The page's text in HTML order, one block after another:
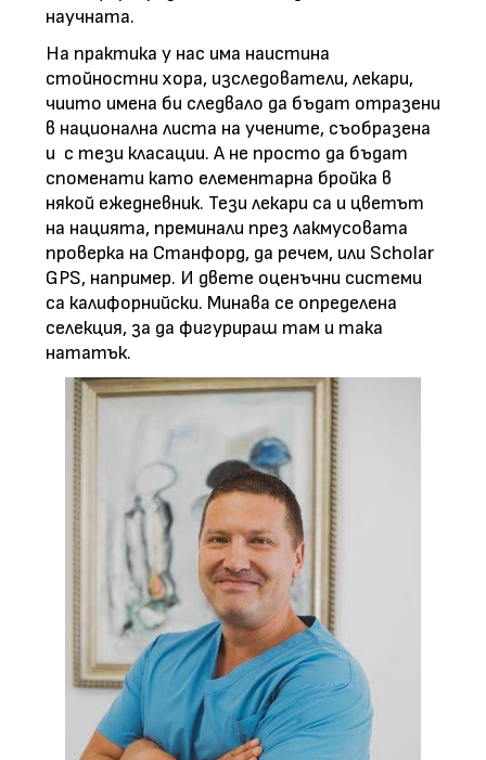
научната.
На практика у нас има наистина
стойностни хора, изследователи, лекари,
чиито имена би следвало да бъдат отразени
в национална листа на учените, съобразена
и с тези класации. А не просто да бъдат
споменати като елементарна бройка в
някой ежедневник. Тези лекари са и цветът
на нацията, преминали през лакмусовата
проверка на Станфорд, да речем, или Scholar
GPS, например. И двете оценъчни системи
са калифорнийски. Минава се определена
селекция, за да фигурираш там и така
нататък.